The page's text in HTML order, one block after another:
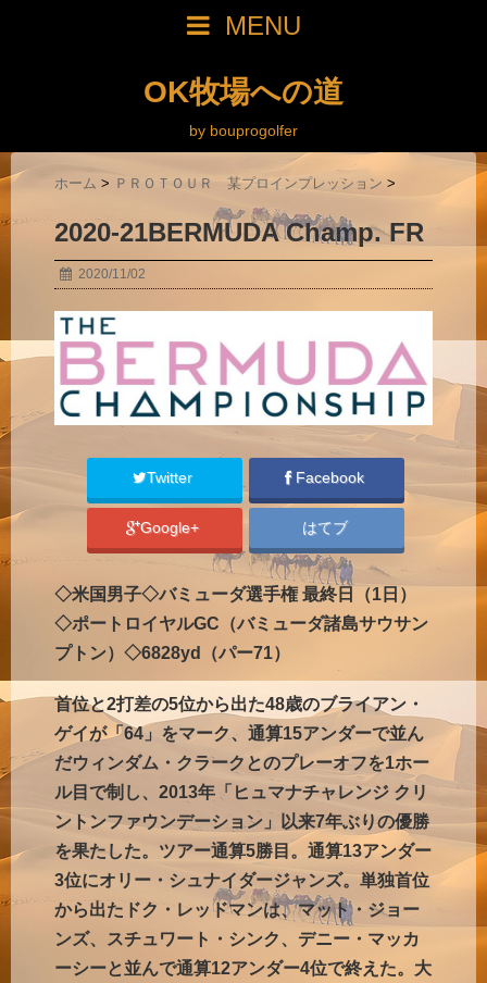
MENU
OK牧場への道
by bouprogolfer
ホーム > ＰＲＯＴＯＵＲ 某プロインプレッション >
2020-21BERMUDA Champ. FR
2020/11/02
Twitter Facebook
Google+ はてブ
◇米国男子◇バミューダ選手権 最終日（1日）
◇ポートロイヤルGC（バミューダ諸島サウサン
プトン）◇6828yd（パー71）
首位と2打差の5位から出た48歳のブライアン・
ゲイが「64」をマーク、通算15アンダーで並ん
だウィンダム・クラークとのプレーオフを1ホー
ル目で制し、2013年「ヒュマナチャレンジ クリ
ントンファウンデーション」以来7年ぶりの優勝
を果たした。ツアー通算5勝目。通算13アンダー
3位にオリー・シュナイダージャンズ。単独首位
から出たドク・レッドマンは、マット・ジョー
ンズ、スチュワート・シンク、デニー・マッカ
ーシーと並んで通算12アンダー4位で終えた。大